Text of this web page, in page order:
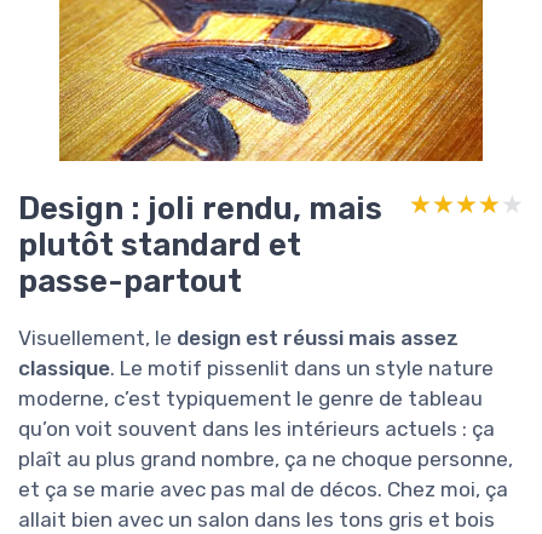
Design : joli rendu, mais
plutôt standard et
passe-partout
★★★★★
★★★★★
Visuellement, le design est réussi mais assez
classique. Le motif pissenlit dans un style nature
moderne, c’est typiquement le genre de tableau
qu’on voit souvent dans les intérieurs actuels : ça
plaît au plus grand nombre, ça ne choque personne,
et ça se marie avec pas mal de décos. Chez moi, ça
allait bien avec un salon dans les tons gris et bois